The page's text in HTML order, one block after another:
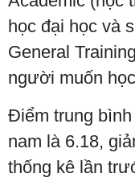
học đại học và
General
người muốn
Điểm trung
nam là 6.18,
thống kê lần